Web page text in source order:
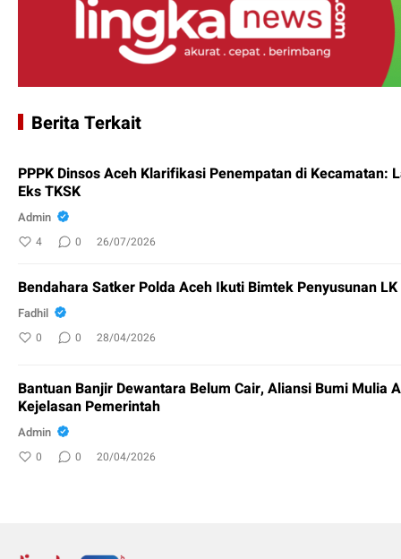
Berita Terkait
PPPK Dinsos Aceh Klarifikasi Penempatan di Kecamatan:
Eks TKSK
Admin
4 0 26/07/2026
Bendahara Satker Polda Aceh Ikuti Bimtek Penyusunan LK
Fadhil
0 0 28/04/2026
Bantuan Banjir Dewantara Belum Cair, Aliansi Bumi Mulia
Kejelasan Pemerintah
Admin
0 0 20/04/2026